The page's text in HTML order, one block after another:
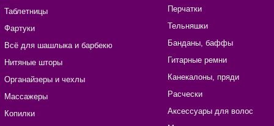
Таблетницы
Фартуки
Всё для шашлыка и барбекю
Нитяные шторы
Органайзеры и чехлы
Массажеры
Копилки
Перчатки
Тельняшки
Банданы, баффы
Гитарные ремни
Канекалоны, пряди
Расчески
Аксессуары для волос